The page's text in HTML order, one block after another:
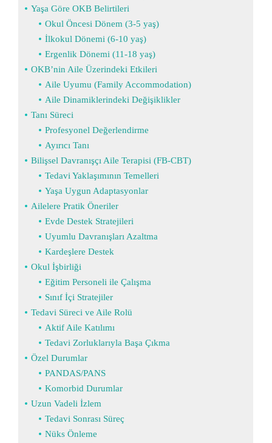
Yaşa Göre OKB Belirtileri
Okul Öncesi Dönem (3-5 yaş)
İlkokul Dönemi (6-10 yaş)
Ergenlik Dönemi (11-18 yaş)
OKB’nin Aile Üzerindeki Etkileri
Aile Uyumu (Family Accommodation)
Aile Dinamiklerindeki Değişiklikler
Tanı Süreci
Profesyonel Değerlendirme
Ayırıcı Tanı
Bilişsel Davranışçı Aile Terapisi (FB-CBT)
Tedavi Yaklaşımının Temelleri
Yaşa Uygun Adaptasyonlar
Ailelere Pratik Öneriler
Evde Destek Stratejileri
Uyumlu Davranışları Azaltma
Kardeşlere Destek
Okul İşbirliği
Eğitim Personeli ile Çalışma
Sınıf İçi Stratejiler
Tedavi Süreci ve Aile Rolü
Aktif Aile Katılımı
Tedavi Zorluklarıyla Başa Çıkma
Özel Durumlar
PANDAS/PANS
Komorbid Durumlar
Uzun Vadeli İzlem
Tedavi Sonrası Süreç
Nüks Önleme